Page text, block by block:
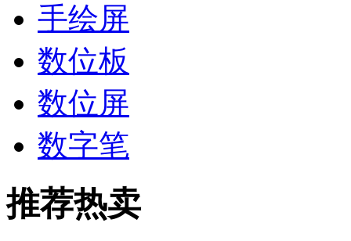
手绘屏
数位板
数位屏
数字笔
推荐热卖